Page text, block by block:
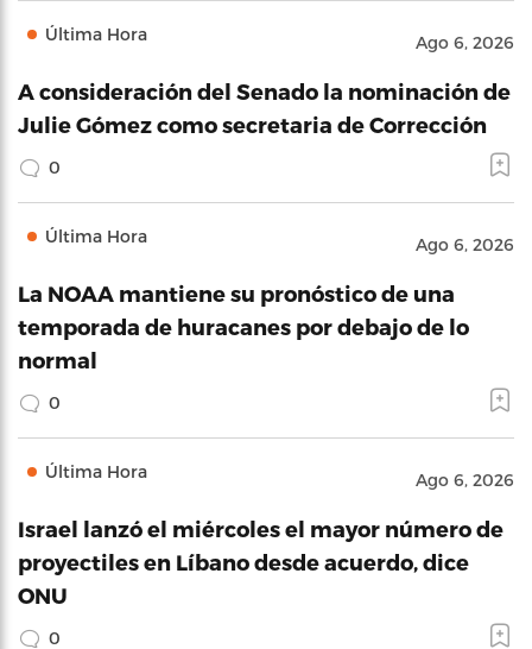
Última Hora Ago 6, 2026
A consideración del Senado la nominación de
Julie Gómez como secretaria de Corrección
0
Última Hora Ago 6, 2026
La NOAA mantiene su pronóstico de una
temporada de huracanes por debajo de lo
normal
0
Última Hora Ago 6, 2026
Israel lanzó el miércoles el mayor número de
proyectiles en Líbano desde acuerdo, dice
ONU
0